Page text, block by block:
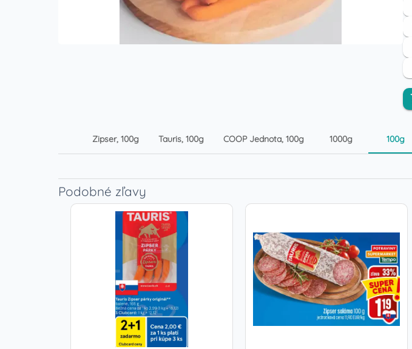
Zipser, 100g Tauris, 100g COOP Jednota, 100g 1000g 100g
Podobné zľavy